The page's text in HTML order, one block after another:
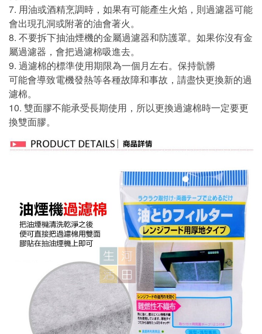
7. 用油或酒精烹調時，如果有可能產生火焰，則過濾器可能
會出現孔洞或附著的油會著火。
8. 不要拆下抽油煙機的金屬過濾器和防護罩。如果你沒有金
屬過濾器，會把過濾棉吸進去。
9. 過濾棉的標準使用期限為一個月左右。保持骯髒
可能會導致電機發熱等各種故障和事故，請盡快更換新的過
濾棉。
10. 雙面膠不能承受長期使用，所以更換過濾棉時一定要更
換雙面膠。